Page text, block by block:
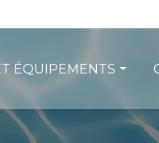
ÉQUIPEMENTS
chaleur